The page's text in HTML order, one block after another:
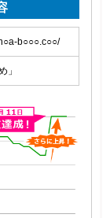
b○○○.c○○/
」